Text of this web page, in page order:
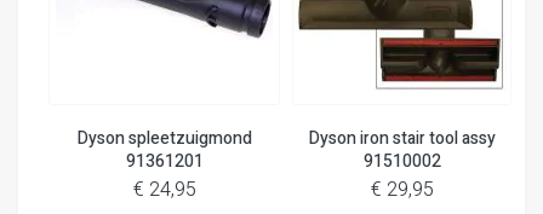
Dyson spleetzuigmond
91361201
€ 24,95
Dyson iron stair tool assy
91510002
€ 29,95